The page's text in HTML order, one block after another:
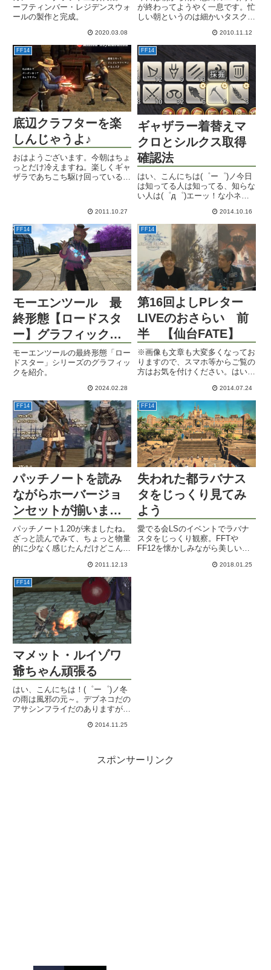
ーフティンバー・レジデンスウォ
ールの製作と完成。
2020.03.08
が終わってようやく一息です。忙
しい朝というのは細かいタスクが
う収めるかが集中力の見せ所（誰
に見せるんだ）です。あんまり集
中し過ぎてなんか隠れた能力が覚
醒する瞬間とかありますよねｗ
ｗ...
2010.11.12
FF14
底辺クラフターを楽
しんじゃうよ♪
おはようございます。今朝はちょ
っとだけ冷えますね。楽しくギャ
ザラであちこち駆け回っている毎
錬金以外は超底辺クラフターなも
んでさ。1.19以後、いざ製作...
2011.10.27
FF14
ギャザラー着替えマ
クロとシルクス取得
確認法
はい、こんにちは(゜ー゜)ノ今日
は知ってる人は知ってる、知らな
い人は(゜д゜)エーッ！な小ネタ
えマクロ。普通にギアセットをホ
ットバーに登録していたのです
が、そこに未知の採集場を見るこ
とのできる「トゥルー・オブ・...
2014.10.16
FF14
モーエンツール 最
終形態【ロードスタ
ー】グラフィック一
覧
モーエンツールの最終形態「ロー
ドスター」シリーズのグラフィッ
クを紹介。
2024.02.28
FF14
第16回よしPレター
LIVEのおさらい 前
半 【仙台FATE】
※画像も文章も大変多くなってお
りますので、スマホ等からご覧の
方はお気を付けください。はい、
い。ものっそあっつい。毎度お馴
染み、レターLIVEのまとめでご
ざいます。今回の会場は仙台です
ね。あちらは少しは涼しいのか...
2014.07.24
FF14
パッチノートを読み
ながらホーバージョ
ンセットが揃いまし
た
パッチノート1.20が来ましたね。
ざっと読んでみて、ちょっと物量
的に少なく感じたんだけどこんな
やすくなったり、チャット出来る
ようになったり、強いアタリが来
てるのに逃げられるなんていう変
な事も無くなるようです。そ...
2011.12.13
FF14
失われた都ラバナス
タをじっくり見てみ
よう
愛でる会LSのイベントでラバナ
スタをじっくり観察。FFTや
FF12を懐かしみながら美しい建
2018.01.25
FF14
マメット・ルイゾワ
爺ちゃん頑張る
はい、こんにちは！(゜ー゜)ノ冬
の雨は風邪の元～。デブネコだの
アサシンフライだのありますが、
やはりマメット・ルイゾワではな
というミニオンです。私の持た...
2014.11.25
スポンサーリンク